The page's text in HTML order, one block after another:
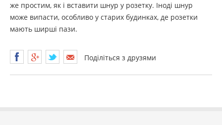
же простим, як і вставити шнур у розетку. Іноді шнур
може випасти, особливо у старих будинках, де розетки
мають ширші пази.
Поділіться з друзями